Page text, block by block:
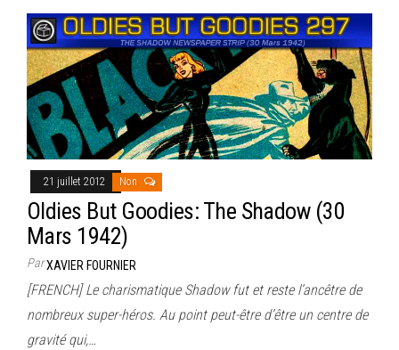
21 juillet 2012 Non
Oldies But Goodies: The Shadow (30
Mars 1942)
ParXAVIER FOURNIER
[FRENCH] Le charismatique Shadow fut et reste l’ancêtre de
nombreux super-héros. Au point peut-être d’être un centre de
gravité qui,…